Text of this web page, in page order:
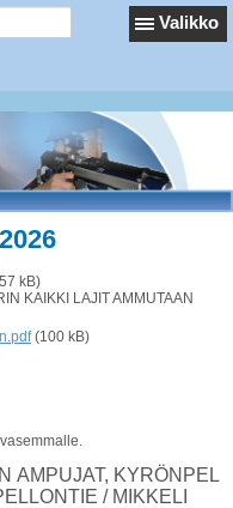
Valikko
kB)
KAIKKI LAJIT AMMUTAAN
(100 kB)
AMPUJAT,
/ MIKKELI